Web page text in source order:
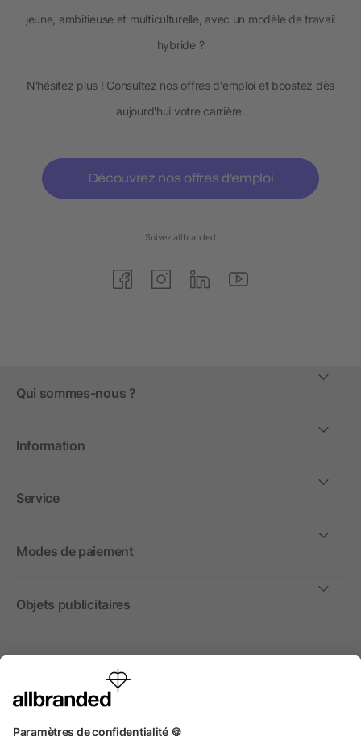
jeune, ambitieuse et multiculturelle, avec un modèle de travail
hybride ?
N'hésitez plus ! Consultez nos offres d'emploi et boostez dès
aujourd'hui votre carrière.
Découvrez nos offres d'emploi
Suivez allbranded
Qui sommes-nous ?
Information
Service
Modes de paiement
Objets publicitaires
International